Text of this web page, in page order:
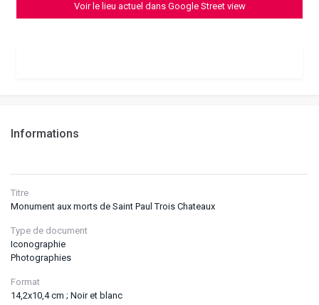
Informations
Titre
Monument aux morts de Saint Paul Trois Chateaux
Type de document
Iconographie
Photographies
Format
14,2x10,4 cm ; Noir et blanc
Voir le lieu actuel dans Google Street view